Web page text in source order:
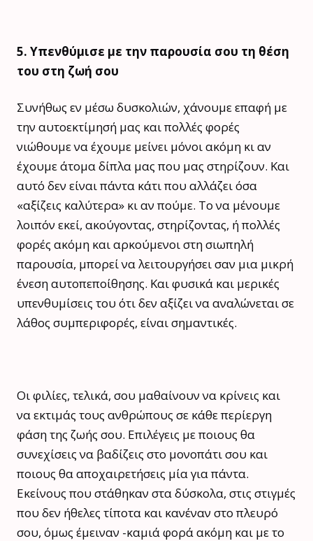
5. Υπενθύμισε με την παρουσία σου τη θέση
του στη ζωή σου
Συνήθως εν μέσω δυσκολιών, χάνουμε επαφή με
την αυτοεκτίμησή μας και πολλές φορές
νιώθουμε να έχουμε μείνει μόνοι ακόμη κι αν
έχουμε άτομα δίπλα μας που μας στηρίζουν. Και
αυτό δεν είναι πάντα κάτι που αλλάζει όσα
«αξίζεις καλύτερα» κι αν πούμε. Το να μένουμε
λοιπόν εκεί, ακούγοντας, στηρίζοντας, ή πολλές
φορές ακόμη και αρκούμενοι στη σιωπηλή
παρουσία, μπορεί να λειτουργήσει σαν μια μικρή
ένεση αυτοπεποίθησης. Και φυσικά και μερικές
υπενθυμίσεις του ότι δεν αξίζει να αναλώνεται σε
λάθος συμπεριφορές, είναι σημαντικές.
Οι φιλίες, τελικά, σου μαθαίνουν να κρίνεις και
να εκτιμάς τους ανθρώπους σε κάθε περίεργη
φάση της ζωής σου. Επιλέγεις με ποιους θα
συνεχίσεις να βαδίζεις στο μονοπάτι σου και
ποιους θα αποχαιρετήσεις μία για πάντα.
Εκείνους που στάθηκαν στα δύσκολα, στις στιγμές
που δεν ήθελες τίποτα και κανέναν στο πλευρό
σου, όμως έμειναν -καμιά φορά ακόμη και με το